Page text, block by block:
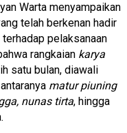
Warta menyampaikan
telah berkenan hadir
pelaksanaan
rangkaian karya
satu bulan, diawali
matur piuning
nunas tirta, hingga